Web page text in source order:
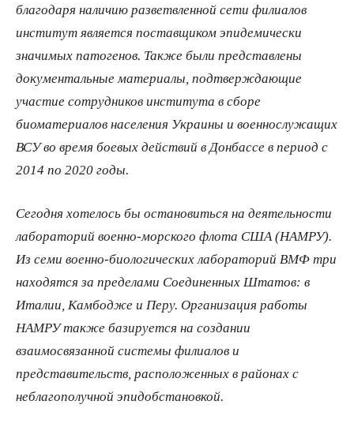
благодаря наличию разветвленной сети филиалов
институт является поставщиком эпидемически
значимых патогенов. Также были представлены
документальные материалы, подтверждающие
участие сотрудников института в сборе
биоматериалов населения Украины и военнослужащих
ВСУ во время боевых действий в Донбассе в период с
2014 по 2020 годы.
Сегодня хотелось бы остановиться на деятельности
лабораторий военно-морского флота США (НАМРУ).
Из семи военно-биологических лабораторий ВМФ три
находятся за пределами Соединенных Штатов: в
Италии, Камбодже и Перу. Организация работы
НАМРУ также базируется на создании
взаимосвязанной системы филиалов и
представительств, расположенных в районах с
неблагополучной эпидобстановкой.